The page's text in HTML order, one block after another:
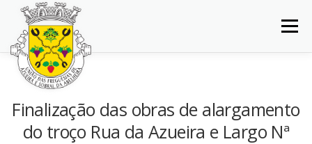
Saltar
conteúdo
Menu
INÍCIO JUNTA DE FREGUESIA
BALCÃO VIRTUAL NOTÍCIAS MAPA
Finalização das obras de alargamento
do troço Rua da Azueira e Largo Nª